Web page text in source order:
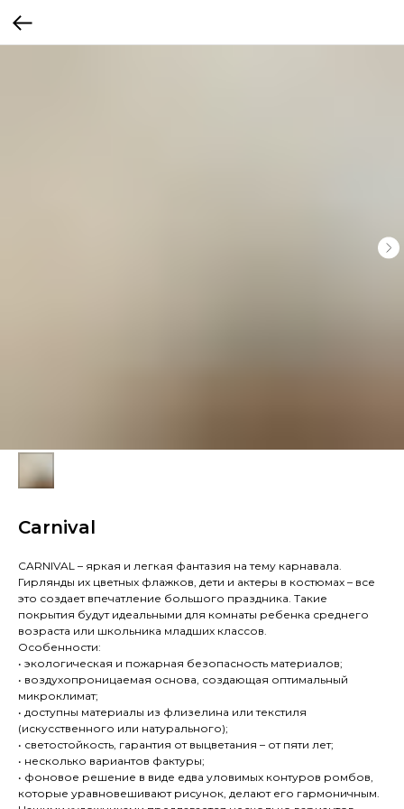
Carnival
CARNIVAL – яркая и легкая фантазия на тему карнавала.
Гирлянды их цветных флажков, дети и актеры в костюмах – все
это создает впечатление большого праздника. Такие
покрытия будут идеальными для комнаты ребенка среднего
возраста или школьника младших классов.
Особенности:
• экологическая и пожарная безопасность материалов;
• воздухопроницаемая основа, создающая оптимальный
микроклимат;
• доступны материалы из флизелина или текстиля
(искусственного или натурального);
• светостойкость, гарантия от выцветания – от пяти лет;
• несколько вариантов фактуры;
• фоновое решение в виде едва уловимых контуров ромбов,
которые уравновешивают рисунок, делают его гармоничным.